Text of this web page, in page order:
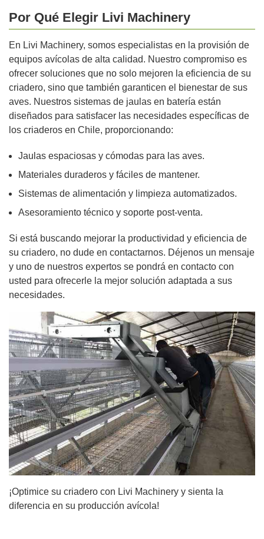
Por Qué Elegir Livi Machinery
En Livi Machinery, somos especialistas en la provisión de
equipos avícolas de alta calidad. Nuestro compromiso es
ofrecer soluciones que no solo mejoren la eficiencia de su
criadero, sino que también garanticen el bienestar de sus
aves. Nuestros sistemas de jaulas en batería están
diseñados para satisfacer las necesidades específicas de
los criaderos en Chile, proporcionando:
Jaulas espaciosas y cómodas para las aves.
Materiales duraderos y fáciles de mantener.
Sistemas de alimentación y limpieza automatizados.
Asesoramiento técnico y soporte post-venta.
Si está buscando mejorar la productividad y eficiencia de
su criadero, no dude en contactarnos. Déjenos un mensaje
y uno de nuestros expertos se pondrá en contacto con
usted para ofrecerle la mejor solución adaptada a sus
necesidades.
¡Optimice su criadero con Livi Machinery y sienta la
diferencia en su producción avícola!